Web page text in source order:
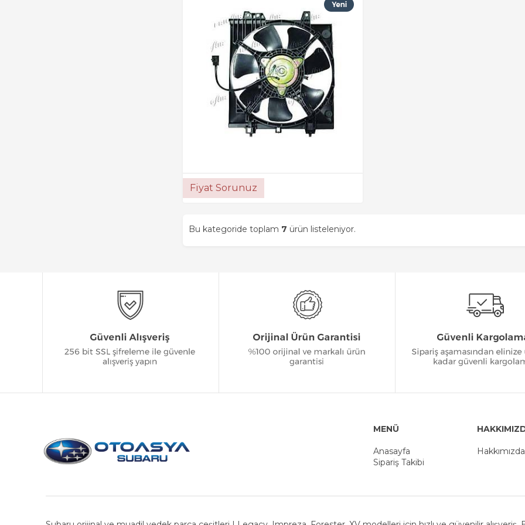
Fiyat Sorunuz
Bu kategoride toplam 7 ürün listeleniyor.
MENÜ
Anasayfa
Sipariş Takibi
Hakkımızda